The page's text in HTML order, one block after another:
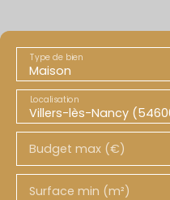
Maison
Type de bien
Villers-lès-Nancy
Localisation
Budget max (€)
Surface min (m²)